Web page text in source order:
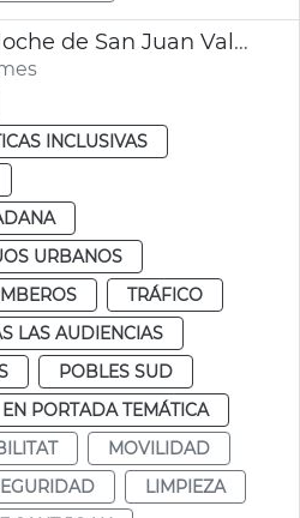
Operativo total Noche de San Juan València. Movilidad, limpieza y seguridad
INCLUSIVAS
URBANOS
TRÁFICO
LAS AUDIENCIAS
POBLES SUD
EN PORTADA TEMÁTICA
MOVILIDAD
LIMPIEZA